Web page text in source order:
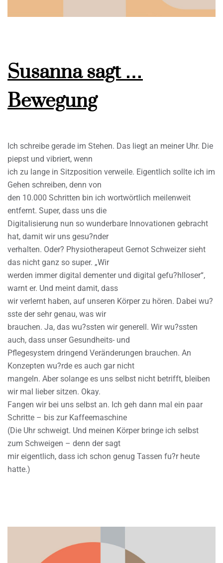
Susanna sagt …
Bewegung
Ich schreibe gerade im Stehen. Das liegt an meiner Uhr. Die
piepst und vibriert, wenn
ich zu lange in Sitzposition verweile. Eigentlich sollte ich im
Gehen schreiben, denn von
den 10.000 Schritten bin ich wortwörtlich meilenweit
entfernt. Super, dass uns die
Digitalisierung nun so wunderbare Innovationen gebracht
hat, damit wir uns gesu?nder
verhalten. Oder? Physiotherapeut Gernot Schweizer sieht
das nicht ganz so super. „Wir
werden immer digital dementer und digital gefu?hlloser“,
warnt er. Und meint damit, dass
wir verlernt haben, auf unseren Körper zu hören. Dabei wu?
sste der sehr genau, was wir
brauchen. Ja, das wu?ssten wir generell. Wir wu?ssten
auch, dass unser Gesundheits- und
Pflegesystem dringend Veränderungen brauchen. An
Konzepten wu?rde es auch gar nicht
mangeln. Aber solange es uns selbst nicht betrifft, bleiben
wir mal lieber sitzen. Okay.
Fangen wir bei uns selbst an. Ich geh dann mal ein paar
Schritte – bis zur Kaffeemaschine
(Die Uhr schweigt. Und meinen Körper bringe ich selbst
zum Schweigen – denn der sagt
mir eigentlich, dass ich schon genug Tassen fu?r heute
hatte.)